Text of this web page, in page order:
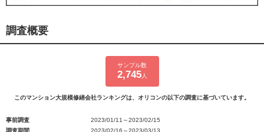
調査概要
サンプル数
2,745人
このマンション大規模修繕会社ランキングは、オリコンの以下の調査に基づいています。
事前調査
2023/01/11～2023/02/15
調査期間
2023/02/16～2023/03/13